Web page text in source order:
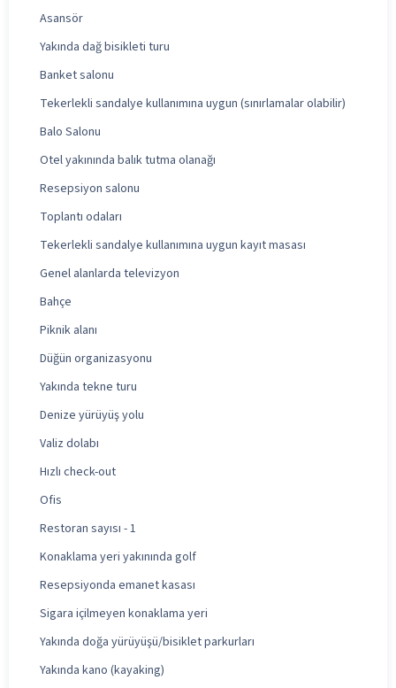
Asansör
Yakında dağ bisikleti turu
Banket salonu
Tekerlekli sandalye kullanımına uygun (sınırlamalar olabilir)
Balo Salonu
Otel yakınında balık tutma olanağı
Resepsiyon salonu
Toplantı odaları
Tekerlekli sandalye kullanımına uygun kayıt masası
Genel alanlarda televizyon
Bahçe
Piknik alanı
Düğün organizasyonu
Yakında tekne turu
Denize yürüyüş yolu
Valiz dolabı
Hızlı check-out
Ofis
Restoran sayısı - 1
Konaklama yeri yakınında golf
Resepsiyonda emanet kasası
Sigara içilmeyen konaklama yeri
Yakında doğa yürüyüşü/bisiklet parkurları
Yakında kano (kayaking)